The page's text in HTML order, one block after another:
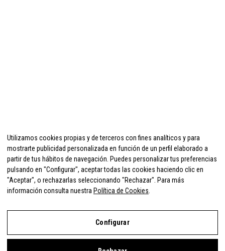
Utilizamos cookies propias y de terceros con fines analíticos y para
mostrarte publicidad personalizada en función de un perfil elaborado a
partir de tus hábitos de navegación. Puedes personalizar tus preferencias
pulsando en "Configurar", aceptar todas las cookies haciendo clic en
"Aceptar", o rechazarlas seleccionando "Rechazar". Para más
información consulta nuestra Política de Cookies
Configurar